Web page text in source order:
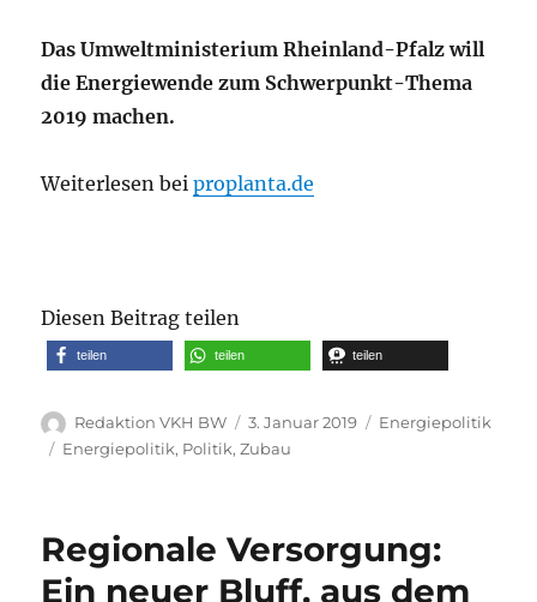
Das Umweltministerium Rheinland-Pfalz will
die Energiewende zum Schwerpunkt-Thema
2019 machen.
Weiterlesen beiproplanta.de
Diesen Beitrag teilen
teilen teilen teilen
Autor
Redaktion VKH BW
Veröffentlicht
am
3. Januar 2019 Kategorien
Energiepolitik
Schlagwörter
Energiepolitik, Politik,Zubau
Regionale Versorgung:
Ein neuer Bluff, aus dem